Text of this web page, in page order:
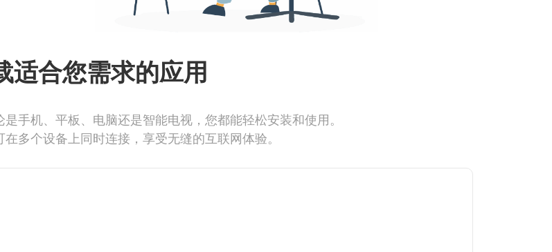
适合您需求的应用
手机、平板、电脑还是智能电视，您都能轻松安装和使用。
多个设备上同时连接，享受无缝的互联网体验。